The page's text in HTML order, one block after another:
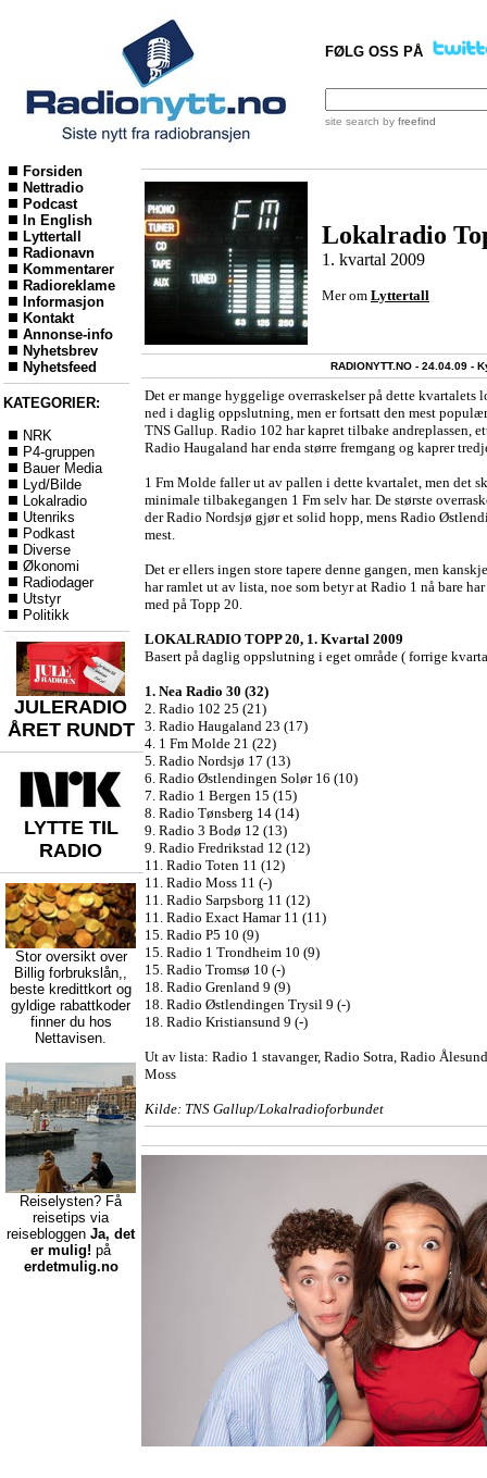
FØLG OSS PÅ
site search by freefind
Forsiden
Nettradio
Podcast
In English
Lyttertall
Radionavn
Kommentarer
Radioreklame
Informasjon
Kontakt
Annonse-info
Nyhetsbrev
Nyhetsfeed
KATEGORIER:
NRK
P4-gruppen
Bauer Media
Lyd/Bilde
Lokalradio
Utenriks
Podkast
Diverse
Økonomi
Radiodager
Utstyr
Politikk
JULERADIO
ÅRET RUNDT
LYTTE TIL
RADIO
Stor oversikt over
Billig forbrukslån,,
beste kredittkort og
gyldige rabattkoder
finner du hos
Nettavisen.
Reiselysten? Få
reisetips via
reisebloggen Ja, det
er mulig! på
erdetmulig.no
Lokalradio
1. kvartal 2009
Mer om Lyttertall
RADIONYTT.NO - 24.04.09 -
Det er mange hyggelige overraskelser på dette kvartalets
ned i daglig oppslutning, men er fortsatt den mest
TNS Gallup. Radio 102 har kapret tilbake andreplassen,
Radio Haugaland har enda større fremgang og kaprer
1 Fm Molde faller ut av pallen i dette kvartalet, men det
minimale tilbakegangen 1 Fm selv har. De største
der Radio Nordsjø gjør et solid hopp, mens Radio
mest.
Det er ellers ingen store tapere denne gangen, men
har ramlet ut av lista, noe som betyr at Radio 1 nå bare
med på Topp 20.
LOKALRADIO TOPP 20, 1. Kvartal 2009
Basert på daglig oppslutning i eget område ( forrige
1. Nea Radio 30 (32)
2. Radio 102 25 (21)
3. Radio Haugaland 23 (17)
4. 1 Fm Molde 21 (22)
5. Radio Nordsjø 17 (13)
6. Radio Østlendingen Solør 16 (10)
7. Radio 1 Bergen 15 (15)
8. Radio Tønsberg 14 (14)
9. Radio 3 Bodø 12 (13)
9. Radio Fredrikstad 12 (12)
11. Radio Toten 11 (12)
11. Radio Moss 11 (-)
11. Radio Sarpsborg 11 (12)
11. Radio Exact Hamar 11 (11)
15. Radio P5 10 (9)
15. Radio 1 Trondheim 10 (9)
15. Radio Tromsø 10 (-)
18. Radio Grenland 9 (9)
18. Radio Østlendingen Trysil 9 (-)
18. Radio Kristiansund 9 (-)
Ut av lista: Radio 1 stavanger, Radio Sotra, Radio
Moss
Kilde: TNS Gallup/Lokalradioforbundet